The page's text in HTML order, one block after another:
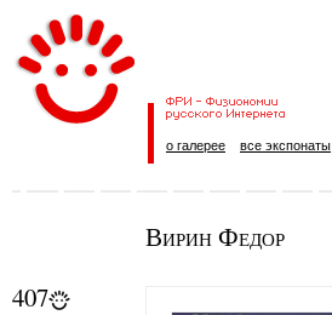
о галерее все экспонаты
Вирин Федор
407